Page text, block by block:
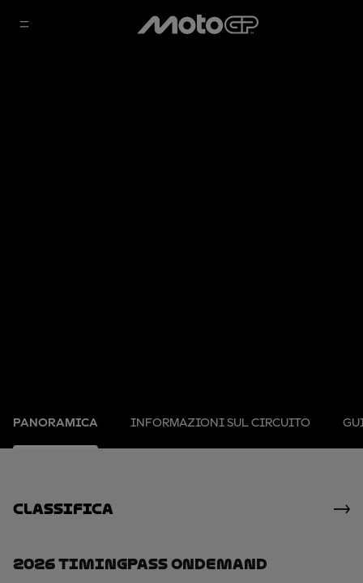
PANORAMICA INFORMAZIONI SUL CIRCUITO
Classifica
2026 TimingPass OnDemand